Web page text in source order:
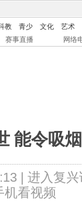
教 青少 文化
艺术
赛事直播 网络
能令吸
| 进入复兴
机看视频